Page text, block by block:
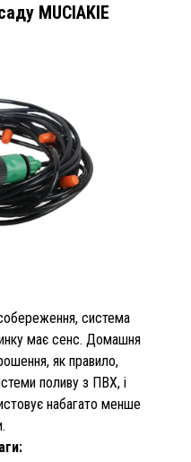
MUCIAKIE
система
має сенс. Домашня
як правило,
поливу з ПВХ, і
набагато менше